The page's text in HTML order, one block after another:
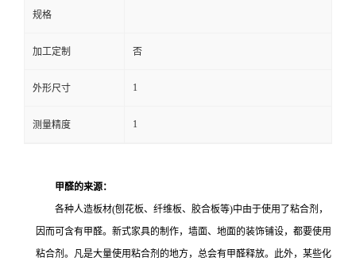
规格
加工定制 否
外形尺寸 1
测量精度 1
甲醛的来源：
各种人造板材(刨花板、纤维板、胶合板等)中由于使用了粘合剂，
因而可含有甲醛。新式家具的制作，墙面、地面的装饰铺设，都要使用
粘合剂。凡是大量使用粘合剂的地方，总会有甲醛释放。此外，某些化